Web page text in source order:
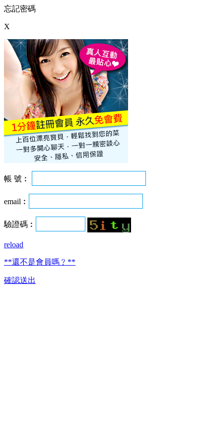
忘記密碼
X
帳 號︰
email︰
驗證碼︰
reload
**還不是會員嗎﹖**
確認送出